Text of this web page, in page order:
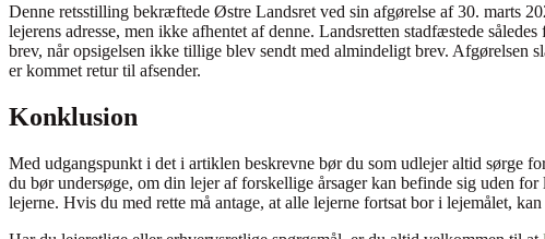
Denne retsstilling bekræftede Østre Landsret ved sin afgørelse af 30. marts
lejerens adresse, men ikke afhentet af denne. Landsretten stadfæstede
brev, når opsigelsen ikke tillige blev sendt med almindeligt brev. Afgørelsen
er kommet retur til afsender.
Konklusion
Med udgangspunkt i det i artiklen beskrevne bør du som udlejer altid sørge
du bør undersøge, om din lejer af forskellige årsager kan befinde sig uden
lejerne. Hvis du med rette må antage, at alle lejerne fortsat bor i lejemålet,